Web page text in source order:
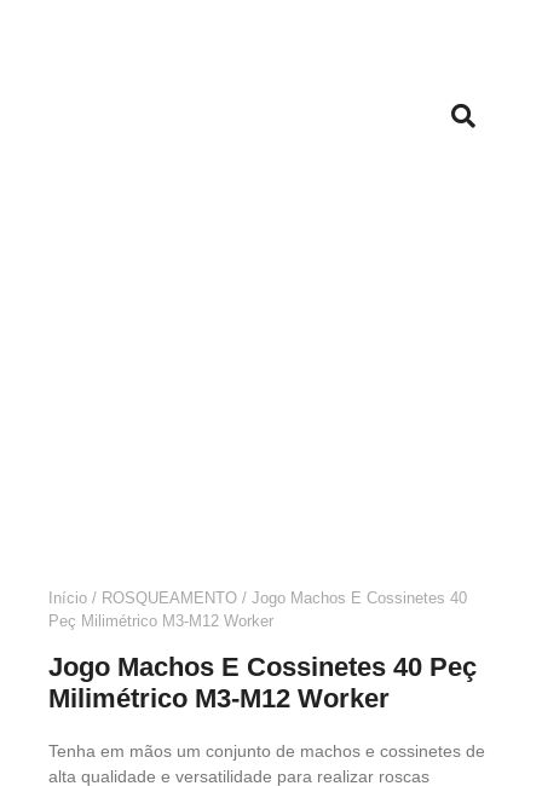
Início / ROSQUEAMENTO / Jogo Machos E Cossinetes 40
Peç Milimétrico M3-M12 Worker
Jogo Machos E Cossinetes 40 Peç
Milimétrico M3-M12 Worker
Tenha em mãos um conjunto de machos e cossinetes de
alta qualidade e versatilidade para realizar roscas